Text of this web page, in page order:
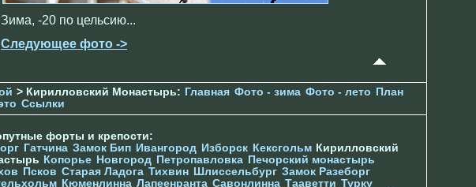
Зима, -20 по цельсию...
Следующее фото ->
> Кирилловский Монастырь: Главная Фото - зима Фото - лето
План
Ссылки
форты и крепости:
Гатчина Замок Бип Ивангород Изборск Кексгольм Кирилловский
Копорье Новгород Петропавловка Печорcкий монастырь
Псков Старая Ладога Тихвин Шлиссельбург Замок Разеборг
Кюменлинна Лапеенранта Савонлинна Тааветти Турку